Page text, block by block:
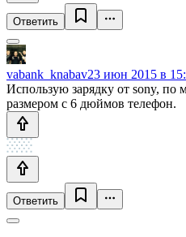
Ответить
vabank_knabav23 июн 2015 в
Использую зарядку от sony, по
размером с 6 дюймов телефон.
Ответить